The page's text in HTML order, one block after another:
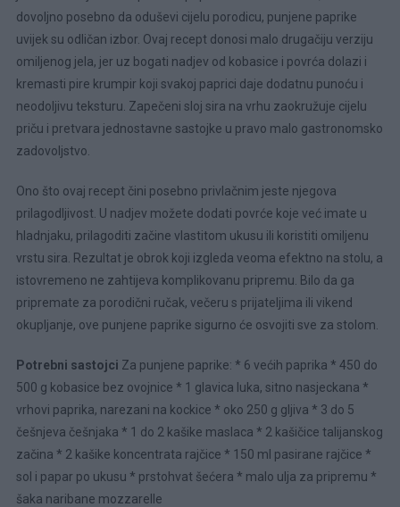
dovoljno posebno da oduševi cijelu porodicu, punjene paprike
uvijek su odličan izbor. Ovaj recept donosi malo drugačiju verziju
omiljenog jela, jer uz bogati nadjev od kobasice i povrća dolazi i
kremasti pire krumpir koji svakoj paprici daje dodatnu punoću i
neodoljivu teksturu. Zapečeni sloj sira na vrhu zaokružuje cijelu
priču i pretvara jednostavne sastojke u pravo malo gastronomsko
zadovoljstvo.
Ono što ovaj recept čini posebno privlačnim jeste njegova
prilagodljivost. U nadjev možete dodati povrće koje već imate u
hladnjaku, prilagoditi začine vlastitom ukusu ili koristiti omiljenu
vrstu sira. Rezultat je obrok koji izgleda veoma efektno na stolu, a
istovremeno ne zahtijeva komplikovanu pripremu. Bilo da ga
pripremate za porodični ručak, večeru s prijateljima ili vikend
okupljanje, ove punjene paprike sigurno će osvojiti sve za stolom.
Potrebni sastojci Za punjene paprike: * 6 većih paprika * 450 do
500 g kobasice bez ovojnice * 1 glavica luka, sitno nasjeckana *
vrhovi paprika, narezani na kockice * oko 250 g gljiva * 3 do 5
češnjeva češnjaka * 1 do 2 kašike maslaca * 2 kašičice talijanskog
začina * 2 kašike koncentrata rajčice * 150 ml pasirane rajčice *
sol i papar po ukusu * prstohvat šećera * malo ulja za pripremu *
šaka naribane mozzarelle